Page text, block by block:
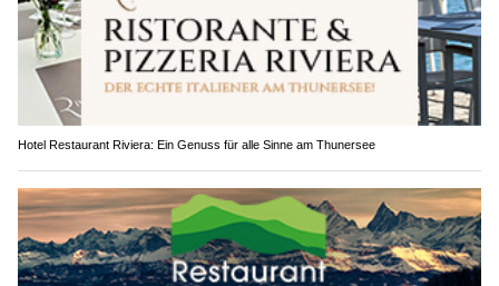
Hotel Restaurant Riviera: Ein Genuss für alle Sinne am Thunersee